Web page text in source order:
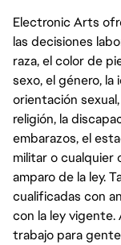
Electronic Arts
las decisiones
raza, el color de
sexo, el género,
orientación
religión, la
embarazos, el
militar o
amparo de la ley.
cualificadas con
con la ley vigente.
trabajo para